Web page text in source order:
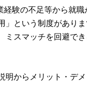
経験の不足等から就
」という制度があり
ミスマッチを回避で
明からメリット・デ